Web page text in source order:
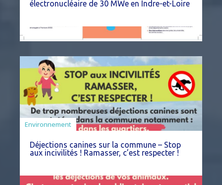
électronucléaire de 30 MWe en Indre-et-Loire
Environnement
Déjections canines sur la commune – Stop
aux incivilités ! Ramasser, c’est respecter !